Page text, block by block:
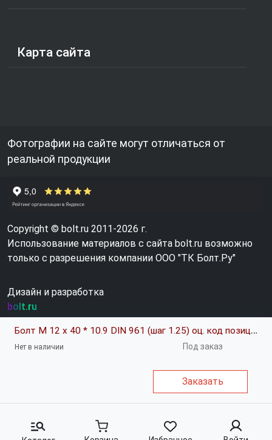
Болт М 12 х 40 * 10.9 DIN 961 (шаг 1.25) оц. код позиции 0617411
Нет в наличии Под заказ
Заказать
Карта сайта
Фотографии на сайте могут отличаться от
реальной продукции
Copyright © bolt.ru 2011-2026 г.
Использование материалов с сайта bolt.ru возможно
только с разрешения компании ООО "ТК Болт.Ру"
Дизайн и разработка
bolt.ru